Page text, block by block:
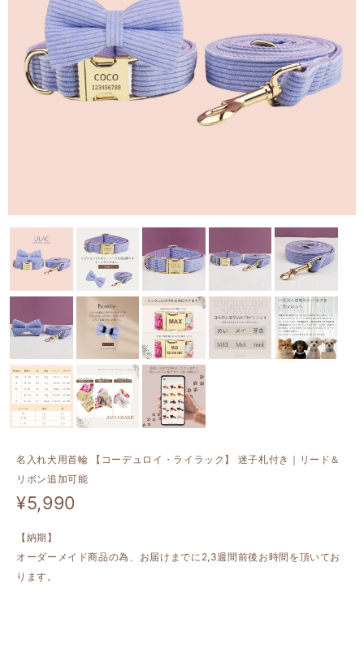
名入れ犬用首輪 【コーデュロイ・ライラック】 迷子札付き｜リード＆
リボン追加可能
¥5,990
【納期】
オーダーメイド商品の為、お届けまでに2,3週間前後お時間を頂いてお
ります。